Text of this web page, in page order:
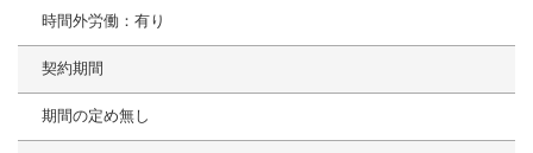
時間外労働：有り
契約期間
期間の定め無し